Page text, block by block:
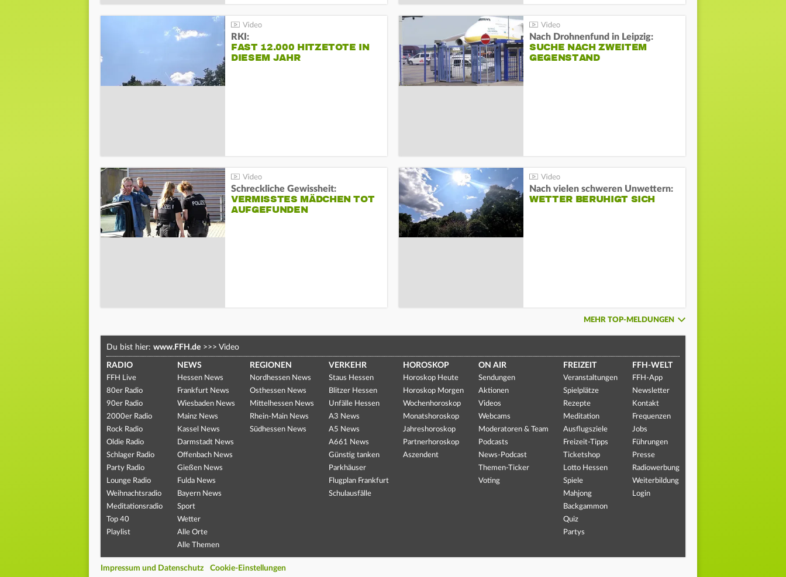
RKI:
FAST 12.000 HITZETOTE IN
DIESEM JAHR
Nach Drohnenfund in Leipzig:
SUCHE NACH ZWEITEM
GEGENSTAND
Schreckliche Gewissheit:
VERMISSTES MÄDCHEN TOT
AUFGEFUNDEN
Nach vielen schweren Unwettern:
WETTER BERUHIGT SICH
MEHR TOP-MELDUNGEN
Du bist hier: www.FFH.de >>> Video
RADIO
FFH Live
80er Radio
90er Radio
2000er Radio
Rock Radio
Oldie Radio
Schlager Radio
Party Radio
Lounge Radio
Weihnachtsradio
Meditationsradio
Top 40
Playlist
NEWS
Hessen News
Frankfurt News
Wiesbaden News
Mainz News
Kassel News
Darmstadt News
Offenbach News
Gießen News
Fulda News
Bayern News
Sport
Wetter
Alle Orte
Alle Themen
REGIONEN
Nordhessen News
Osthessen News
Mittelhessen News
Rhein-Main News
Südhessen News
VERKEHR
Staus Hessen
Blitzer Hessen
Unfälle Hessen
A3 News
A5 News
A661 News
Günstig tanken
Parkhäuser
Flugplan Frankfurt
Schulausfälle
HOROSKOP
Horoskop Heute
Horoskop Morgen
Wochenhoroskop
Monatshoroskop
Jahreshoroskop
Partnerhoroskop
Aszendent
ON AIR
Sendungen
Aktionen
Videos
Webcams
Moderatoren & Team
Podcasts
News-Podcast
Themen-Ticker
Voting
FREIZEIT
Veranstaltungen
Spielplätze
Rezepte
Meditation
Ausflugsziele
Freizeit-Tipps
Ticketshop
Lotto Hessen
Spiele
Mahjong
Backgammon
Quiz
Partys
FFH-WELT
FFH-App
Newsletter
Kontakt
Frequenzen
Jobs
Führungen
Presse
Radiowerbung
Weiterbildung
Login
Impressum und Datenschutz Cookie-Einstellungen